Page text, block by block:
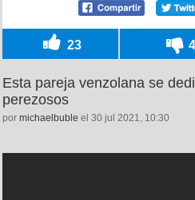
23 4
Esta pareja venzolana se
perezosos
por michaelbuble el 30 jul 2021, 10:30